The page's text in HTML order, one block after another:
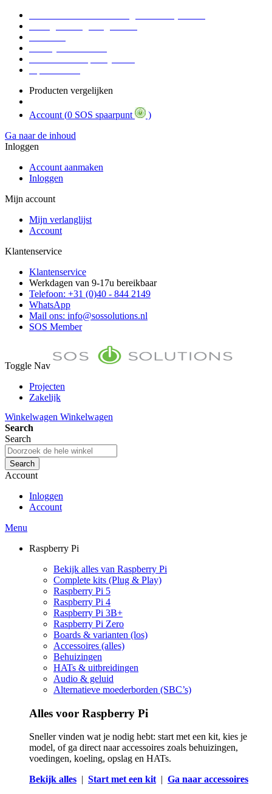
Producten vergelijken
Account (0 SOS spaarpunt
)
Ga naar de inhoud
Inloggen
Account aanmaken
Inloggen
Mijn account
Mijn verlanglijst
Account
Klantenservice
Klantenservice
Werkdagen van 9-17u bereikbaar
Telefoon: +31 (0)40 - 844 2149
WhatsApp
Mail ons: info@sossolutions.nl
SOS Member
Toggle Nav
Projecten
Zakelijk
Toon prijzen Incl. BTW
Toon prijzen Excl. BTW
Winkelwagen Winkelwagen
Search
Search
Search
Account
Inloggen
Account
Menu
Raspberry Pi
Bekijk alles van Raspberry Pi
Complete kits (Plug & Play)
Raspberry Pi 5
Raspberry Pi 4
Raspberry Pi 3B+
Raspberry Pi Zero
Boards & varianten (los)
Accessoires (alles)
Behuizingen
HATs & uitbreidingen
Audio & geluid
Alternatieve moederborden (SBC’s)
Alles voor Raspberry Pi
Sneller vinden wat je nodig hebt: start met een kit, kies je
model, of ga direct naar accessoires zoals behuizingen,
voedingen, koeling, opslag en HATs.
Bekijk alles | Start met een kit| Ga naar accessoires